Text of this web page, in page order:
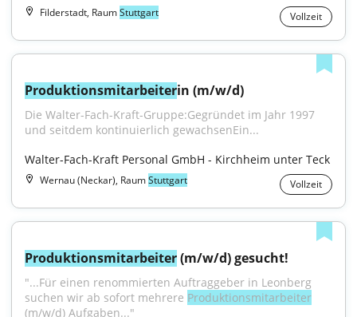
Filderstadt, RaumStuttgart Vollzeit
Produktionsmitarbeiterin (m/w/d)
Die Walter-Fach-Kraft-Gruppe:Gegründet im Jahr 1997
und seitdem kontinuierlich gewachsenEin...
Walter-Fach-Kraft Personal GmbH - Kirchheim unter Teck
Wernau (Neckar), RaumStuttgart Vollzeit
Produktionsmitarbeiter (m/w/d) gesucht!
"...Für einen renommierten Auftraggeber in Leonberg
suchen wir ab sofort mehrere Produktionsmitarbeiter
(m/w/d) Aufgaben..."